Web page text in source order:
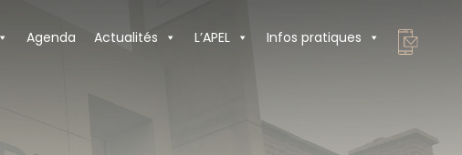
Agenda Actualités L’APEL Infos pratiques